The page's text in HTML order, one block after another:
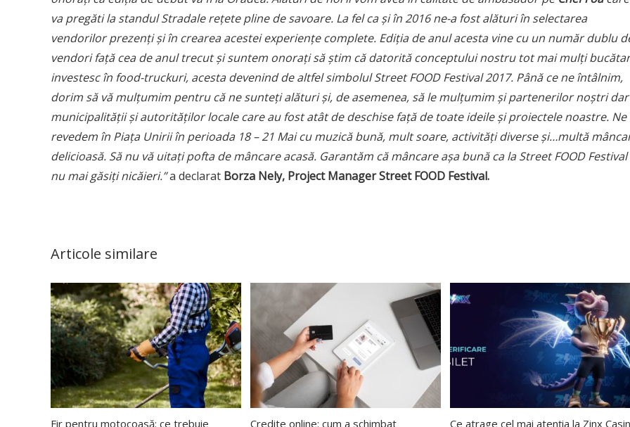
va pregăti la standul Stradale rețete pline de savoare. La fel ca și în 2016 ne-a fost alături în selectarea
vendorilor prezenți și în crearea acestei experiențe complete. Ediția de anul acesta vine cu un număr dublu
vendori față cea de anul trecut și suntem onorați să știm cădatorită conceptului nostru tot mai mulți
investesc în food-truckuri, acesta devenind de altfel simbolul Street FOOD Festival 2017. Pânăce neîntâlnim,
dorim să vă mulțumim pentru că ne sunteți alături și, de asemenea, să le mulțumim și partenerilor noștri dar
municipalității și autorităților locale care au fost atât de deschise față de toate ideile și proiectele noastre. Ne
revedem în Piața Unirii în perioada 18 – 21 Mai cu muzică bună, mult soare, activități diverseși…multă
delicioasă. Să nu vă uitați pofta de mâncare acasă. Garantăm că mâncare așa bună ca la Street FOOD Festival
nu mai găsiți nicăieri.”a declarat Borza Nely, Project Manager Street FOOD Festival.
Articole similare
Fir pentru motocoasă: ce trebuie Credite online: cum a schimbat Ce atrage cel mai atenția la Zinx